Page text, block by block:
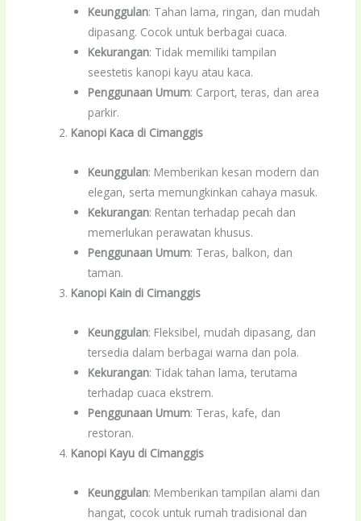
Keunggulan: Tahan lama, ringan, dan mudah
dipasang. Cocok untuk berbagai cuaca.
Kekurangan: Tidak memiliki tampilan
seestetis kanopi kayu atau kaca.
Penggunaan Umum: Carport, teras, dan area
parkir.
Kanopi Kaca di Cimanggis
Keunggulan: Memberikan kesan modern dan
elegan, serta memungkinkan cahaya masuk.
Kekurangan: Rentan terhadap pecah dan
memerlukan perawatan khusus.
Penggunaan Umum: Teras, balkon, dan
taman.
Kanopi Kain di Cimanggis
Keunggulan: Fleksibel, mudah dipasang, dan
tersedia dalam berbagai warna dan pola.
Kekurangan: Tidak tahan lama, terutama
terhadap cuaca ekstrem.
Penggunaan Umum: Teras, kafe, dan
restoran.
Kanopi Kayu di Cimanggis
Keunggulan: Memberikan tampilan alami dan
hangat, cocok untuk rumah tradisional dan